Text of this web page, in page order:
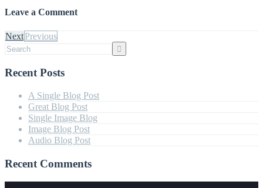
Leave a Comment
NextPrevious
Recent Posts
A Single Blog Post
Great Blog Post
Single Image Blog
Image Blog Post
Audio Blog Post
Recent Comments